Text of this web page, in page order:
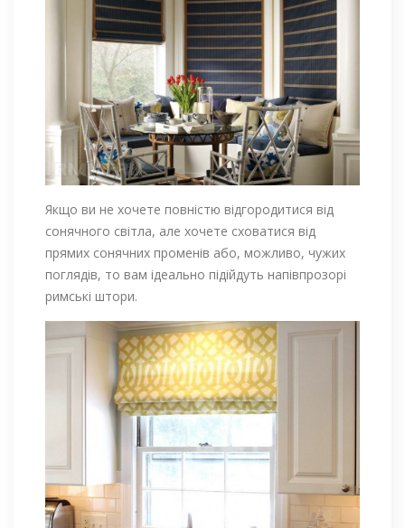
Якщо ви не хочете повністю відгородитися від
сонячного світла, але хочете сховатися від
прямих сонячних променів або, можливо, чужих
поглядів, то вам ідеально підійдуть напівпрозорі
римські штори.